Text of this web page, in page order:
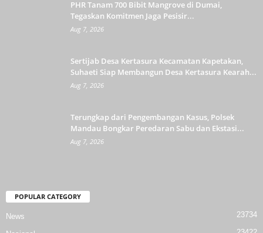
PHR Tanam 700 Bibit Mangrove di Dumai,
Tegaskan Komitmen Jaga Pesisir...
Aug 7, 2026
Sertijab Desa Kertasura Kecamatan Kapetakan,
Suhaeti Siap Membangun Desa Kertasura Kearah...
Aug 7, 2026
Terungkap dari Pengembangan Kasus, Polsek
Mandau Bongkar Peredaran Sabu dan Ekstasi...
Aug 7, 2026
POPULAR CATEGORY
News 23734